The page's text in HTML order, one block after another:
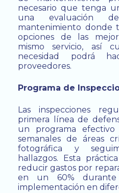
necesario que tenga
una evaluación
mantenimiento donde
opciones de las
mismo servicio, así
necesidad podrá
proveedores.
Programa de
Las inspecciones
primera línea de
un programa efectivo
semanales de áreas
fotográfica y
hallazgos. Esta
reducir gastos por
en un 60%
implementación en